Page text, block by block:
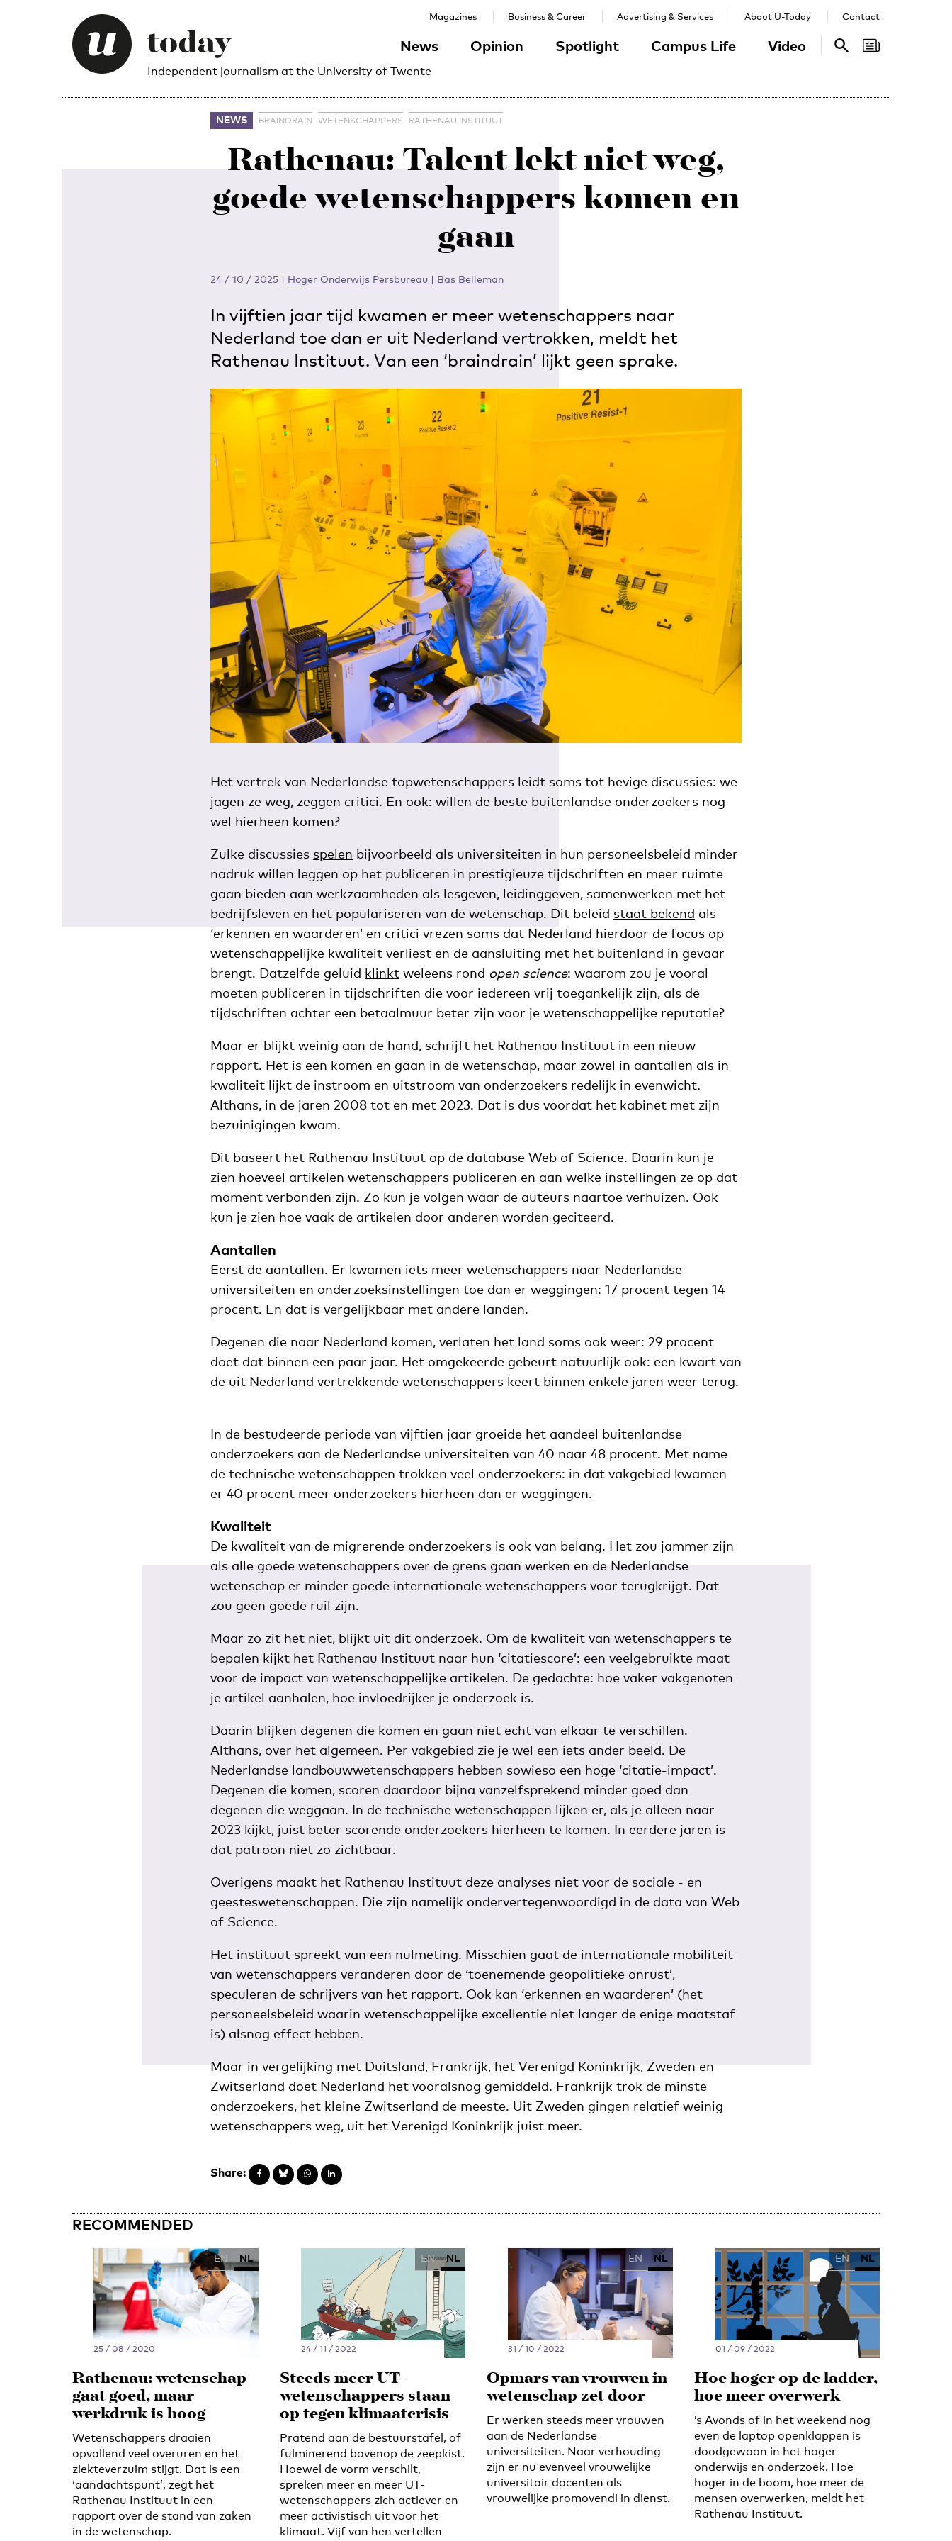
Independent journalism at the University of Twente
News Opinion Spotlight Campus Life Video
Magazines Business & Career Advertising & Services About U-Today Contact
Search
NEWS BRAINDRAIN WETENSCHAPPERS RATHENAU INSTITUUT
Rathenau: Talent lekt niet weg,
goede wetenschappers komen en
gaan
24 / 10 / 2025 | Hoger Onderwijs Persbureau | Bas Belleman
In vijftien jaar tijd kwamen er meer wetenschappers naar
Nederland toe dan er uit Nederland vertrokken, meldt het
Rathenau Instituut. Van een ‘braindrain’ lijkt geen sprake.
Het vertrek van Nederlandse topwetenschappers leidt soms tot hevige discussies: we
jagen ze weg, zeggen critici. En ook: willen de beste buitenlandse onderzoekers nog
wel hierheen komen?
Zulke discussies spelen bijvoorbeeld als universiteiten in hun personeelsbeleid minder
nadruk willen leggen op het publiceren in prestigieuze tijdschriften en meer ruimte
gaan bieden aan werkzaamheden als lesgeven, leidinggeven, samenwerken met het
bedrijfsleven en het populariseren van de wetenschap. Dit beleid staat bekend als
‘erkennen en waarderen’ en critici vrezen soms dat Nederland hierdoor de focus op
wetenschappelijke kwaliteit verliest en de aansluiting met het buitenland in gevaar
brengt. Datzelfde geluid klinkt weleens rond open science: waarom zou je vooral
moeten publiceren in tijdschriften die voor iedereen vrij toegankelijk zijn, als de
tijdschriften achter een betaalmuur beter zijn voor je wetenschappelijke reputatie?
Maar er blijkt weinig aan de hand, schrijft het Rathenau Instituut in een nieuw
rapport. Het is een komen en gaan in de wetenschap, maar zowel in aantallen als in
kwaliteit lijkt de instroom en uitstroom van onderzoekers redelijk in evenwicht.
Althans, in de jaren 2008 tot en met 2023. Dat is dus voordat het kabinet met zijn
bezuinigingen kwam.
Dit baseert het Rathenau Instituut op de database Web of Science. Daarin kun je
zien hoeveel artikelen wetenschappers publiceren en aan welke instellingen ze op dat
moment verbonden zijn. Zo kun je volgen waar de auteurs naartoe verhuizen. Ook
kun je zien hoe vaak de artikelen door anderen worden geciteerd.
Aantallen
Eerst de aantallen. Er kwamen iets meer wetenschappers naar Nederlandse
universiteiten en onderzoeksinstellingen toe dan er weggingen: 17 procent tegen 14
procent. En dat is vergelijkbaar met andere landen.
Degenen die naar Nederland komen, verlaten het land soms ook weer: 29 procent
doet dat binnen een paar jaar. Het omgekeerde gebeurt natuurlijk ook: een kwart van
de uit Nederland vertrekkende wetenschappers keert binnen enkele jaren weer terug.
In de bestudeerde periode van vijftien jaar groeide het aandeel buitenlandse
onderzoekers aan de Nederlandse universiteiten van 40 naar 48 procent. Met name
de technische wetenschappen trokken veel onderzoekers: in dat vakgebied kwamen
er 40 procent meer onderzoekers hierheen dan er weggingen.
Kwaliteit
De kwaliteit van de migrerende onderzoekers is ook van belang. Het zou jammer zijn
als alle goede wetenschappers over de grens gaan werken en de Nederlandse
wetenschap er minder goede internationale wetenschappers voor terugkrijgt. Dat
zou geen goede ruil zijn.
Maar zo zit het niet, blijkt uit dit onderzoek. Om de kwaliteit van wetenschappers te
bepalen kijkt het Rathenau Instituut naar hun ‘citatiescore’: een veelgebruikte maat
voor de impact van wetenschappelijke artikelen. De gedachte: hoe vaker vakgenoten
je artikel aanhalen, hoe invloedrijker je onderzoek is.
Daarin blijken degenen die komen en gaan niet echt van elkaar te verschillen.
Althans, over het algemeen. Per vakgebied zie je wel een iets ander beeld. De
Nederlandse landbouwwetenschappers hebben sowieso een hoge ‘citatie-impact’.
Degenen die komen, scoren daardoor bijna vanzelfsprekend minder goed dan
degenen die weggaan. In de technische wetenschappen lijken er, als je alleen naar
2023 kijkt, juist beter scorende onderzoekers hierheen te komen. In eerdere jaren is
dat patroon niet zo zichtbaar.
Overigens maakt het Rathenau Instituut deze analyses niet voor de sociale - en
geesteswetenschappen. Die zijn namelijk ondervertegenwoordigd in de data van Web
of Science.
Het instituut spreekt van een nulmeting. Misschien gaat de internationale mobiliteit
van wetenschappers veranderen door de ‘toenemende geopolitieke onrust’,
speculeren de schrijvers van het rapport. Ook kan ‘erkennen en waarderen’ (het
personeelsbeleid waarin wetenschappelijke excellentie niet langer de enige maatstaf
is) alsnog effect hebben.
Maar in vergelijking met Duitsland, Frankrijk, het Verenigd Koninkrijk, Zweden en
Zwitserland doet Nederland het vooralsnog gemiddeld. Frankrijk trok de minste
onderzoekers, het kleine Zwitserland de meeste. Uit Zweden gingen relatief weinig
wetenschappers weg, uit het Verenigd Koninkrijk juist meer.
Share:
RECOMMENDED
EN NL
25 / 08 / 2020
Rathenau: wetenschap
gaat goed, maar
werkdruk is hoog
Wetenschappers draaien
opvallend veel overuren en het
ziekteverzuim stijgt. Dat is een
‘aandachtspunt’, zegt het
Rathenau Instituut in een
rapport over de stand van zaken
in de wetenschap.
EN NL
24 / 11 / 2022
Steeds meer UT-
wetenschappers staan
op tegen klimaatcrisis
Pratend aan de bestuurstafel, of
fulminerend bovenop de zeepkist.
Hoewel de vorm verschilt,
spreken meer en meer UT-
wetenschappers zich actiever en
meer activistisch uit voor het
klimaat. Vijf van hen vertellen
EN NL
31 / 10 / 2022
Opmars van vrouwen in
wetenschap zet door
Er werken steeds meer vrouwen
aan de Nederlandse
universiteiten. Naar verhouding
zijn er nu evenveel vrouwelijke
universitair docenten als
vrouwelijke promovendi in dienst.
EN NL
01 / 09 / 2022
Hoe hoger op de ladder,
hoe meer overwerk
’s Avonds of in het weekend nog
even de laptop openklappen is
doodgewoon in het hoger
onderwijs en onderzoek. Hoe
hoger in de boom, hoe meer de
mensen overwerken, meldt het
Rathenau Instituut.